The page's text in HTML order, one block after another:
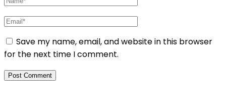
Save my name, email, and website in this browser
for the next time I comment.